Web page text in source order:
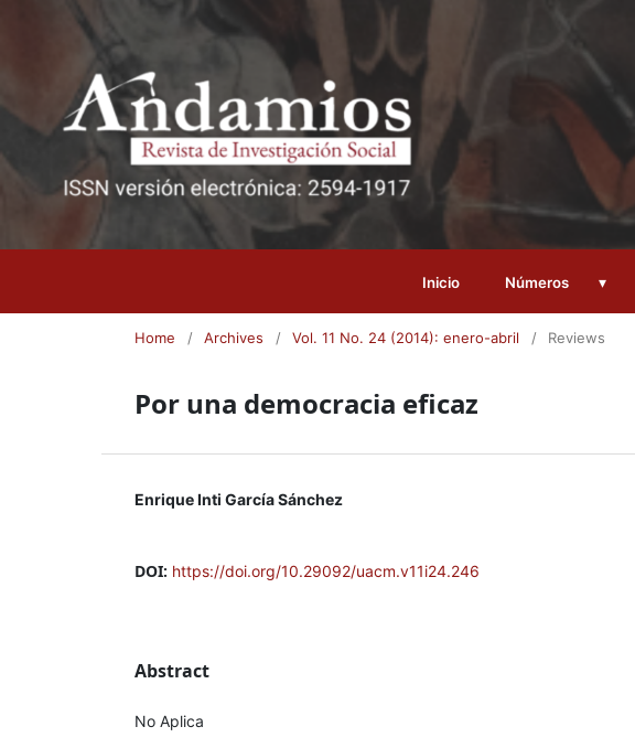
Inicio Números ▾
Home / Archives / Vol. 11 No. 24 (2014): enero-abril / Reviews
Por una democracia eficaz
Enrique Inti García Sánchez
DOI: https://doi.org/10.29092/uacm.v11i24.246
Abstract
No Aplica